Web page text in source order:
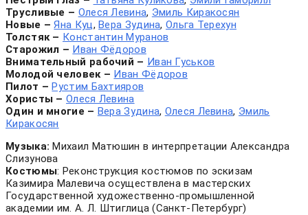
Трусливые ­– Олеся Левина, Эмиль Киракосян
Новые ­–Яна Куц,Вера Зудина,Ольга Терехун
Толстяк ­– Константин Муранов
Старожил ­– Иван Фёдоров
Внимательный рабочий ­– Иван Гуськов
Молодой человек ­– Иван Фёдоров
Пилот ­–Рустим Бахтияров
Хористы ­– Олеся Левина
Один и многие ­– Вера Зудина, Олеся Левина, Эмиль
Киракосян
Музыка: Михаил Матюшин в интерпретации Александра
Слизунова
Костюмы: Реконструкция костюмов по эскизам
Казимира Малевича осуществлена в мастерских
Государственной художественно-промышленной
академии им. А. Л. Штиглица (Санкт-Петербург)